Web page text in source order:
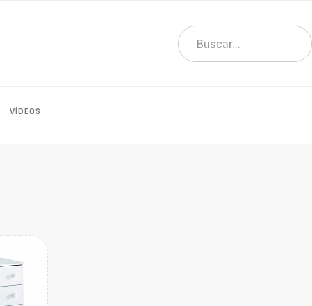
VÍDEOS